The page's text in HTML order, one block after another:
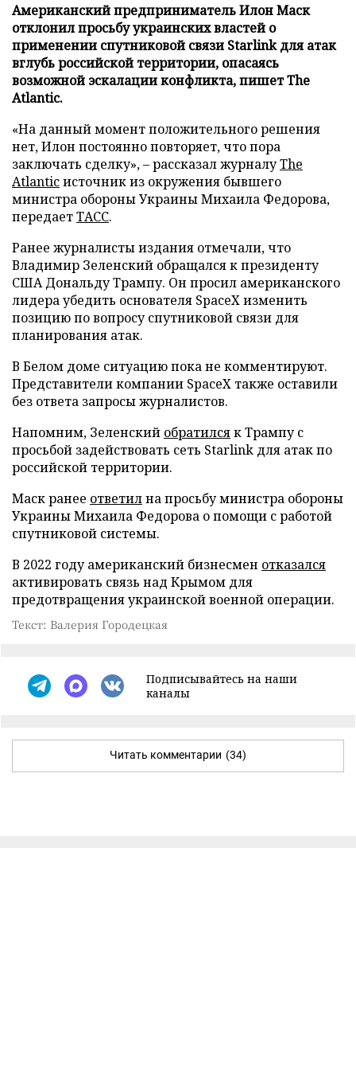
Американский предприниматель Илон Маск
отклонил просьбу украинских властей о
применении спутниковой связи Starlink для атак
вглубь российской территории, опасаясь
возможной эскалации конфликта, пишет The
Atlantic.
«На данный момент положительного решения
нет, Илон постоянно повторяет, что пора
заключать сделку», – рассказал журналуThe
Atlanticисточник из окружения бывшего
министра обороны Украины Михаила Федорова,
передаетТАСС.
Ранее журналисты издания отмечали, что
Владимир Зеленский обращался к президенту
США Дональду Трампу. Он просил американского
лидера убедить основателя SpaceX изменить
позицию по вопросу спутниковой связи для
планирования атак.
В Белом доме ситуацию пока не комментируют.
Представители компании SpaceX также оставили
без ответа запросы журналистов.
Напомним, Зеленский обратилсяк Трампу с
просьбой задействовать сеть Starlink для атак по
российской территории.
Маск ранее ответилна просьбу министра обороны
Украины Михаила Федорова о помощи с работой
спутниковой системы.
В 2022 году американский бизнесмен отказался
активировать связь над Крымом для
предотвращения украинской военной операции.
Текст: Валерия Городецкая
Подписывайтесь на наши
каналы
Читать комментарии (34)